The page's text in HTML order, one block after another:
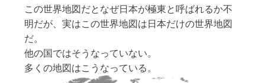
この世界地図だとなぜ日本が極東と呼ばれるか不
明だが、実はこの世界地図は日本だけの世界地図
だ。
他の国ではそうなっていない。
多くの地図はこうなっている。